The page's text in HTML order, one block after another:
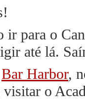
ir para o
até lá.
Bar Harbor,
visitar o